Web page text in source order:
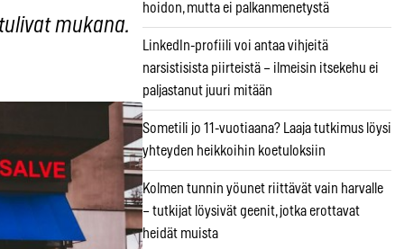
mukana.
hoidon, mutta ei palkanmenetystä
LinkedIn-profiili voi antaa vihjeitä
narsistisista piirteistä – ilmeisin itsekehu ei
paljastanut juuri mitään
Sometili jo 11-vuotiaana? Laaja tutkimus löysi
yhteyden heikkoihin koetuloksiin
Kolmen tunnin yöunet riittävät vain harvalle
– tutkijat löysivät geenit, jotka erottavat
heidät muista